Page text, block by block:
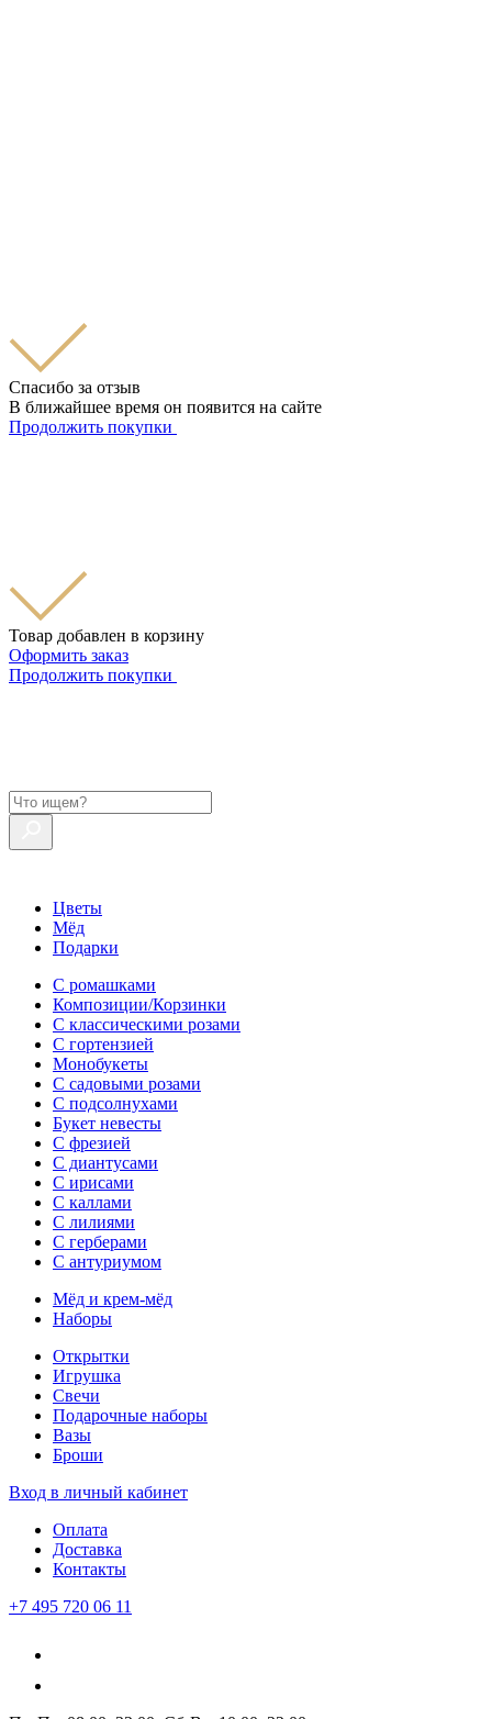
Спасибо за отзыв
В ближайшее время он появится на сайте
Продолжить покупки
Товар добавлен в корзину
Оформить заказ
Продолжить покупки
Цветы
Мёд
Подарки
С ромашками
Композиции/Корзинки
С классическими розами
С гортензией
Монобукеты
С садовыми розами
С подсолнухами
Букет невесты
С фрезией
С диантусами
С ирисами
С каллами
C лилиями
С герберами
С антуриумом
Мёд и крем-мёд
Наборы
Открытки
Игрушка
Свечи
Подарочные наборы
Вазы
Броши
Вход в личный кабинет
Оплата
Доставка
Контакты
+7 495 720 06 11